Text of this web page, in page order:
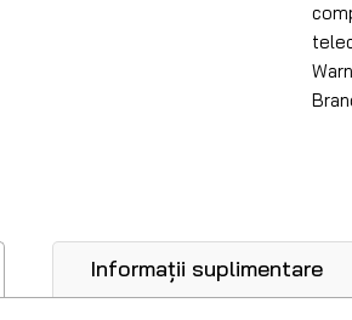
Informații suplimentare